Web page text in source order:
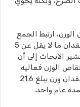
ارتبط الجمع
بين فينترمين وتوبيراميت بأعلى احتمالات لفقدان ما لا يقل عن 5
الأبحاث إلى أن
الوزن فعالية
حتى الآن، حيث حقق الأشخاص متوسط ??فقدان وزن يبلغ 21.6